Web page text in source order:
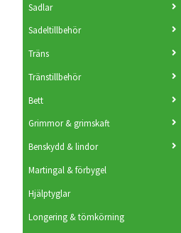
Sadlar
Sadeltillbehör
Träns
Tränstillbehör
Bett
Grimmor & grimskaft
Benskydd & lindor
Martingal & förbygel
Hjälptyglar
Longering & tömkörning